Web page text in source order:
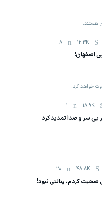
هستند.
12.3K
8
اصفهان!
خواهد کرد.
18.9K
1
بی سر و صدا تمدید کرد
48.8K
20
صحبت کردم، پنالتی نبود!